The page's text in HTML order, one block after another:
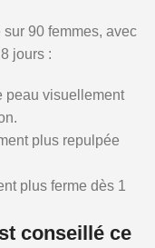
sur 90 femmes, avec
jours :
peau visuellement
plus repulpée
plus ferme dès 1
conseillé ce